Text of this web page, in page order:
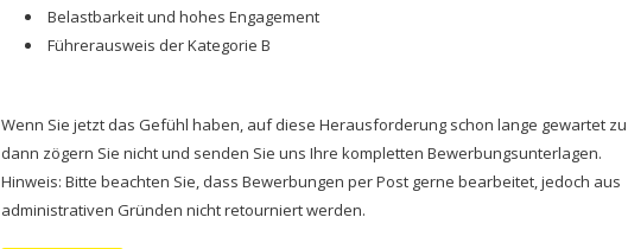
Belastbarkeit und hohes Engagement
Führerausweis der Kategorie B
Wenn Sie jetzt das Gefühl haben, auf diese Herausforderung schon lange gewartet
dann zögern Sie nicht und senden Sie uns Ihre kompletten Bewerbungsunterlagen.
Hinweis: Bitte beachten Sie, dass Bewerbungen per Post gerne bearbeitet, jedoch aus
administrativen Gründen nicht retourniert werden.